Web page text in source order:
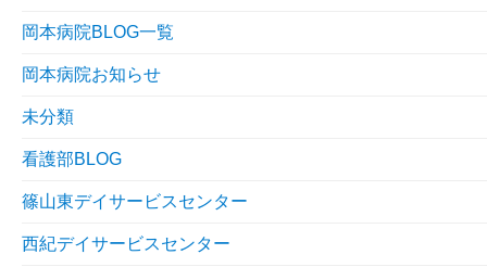
岡本病院BLOG一覧
岡本病院お知らせ
未分類
看護部BLOG
篠山東デイサービスセンター
西紀デイサービスセンター